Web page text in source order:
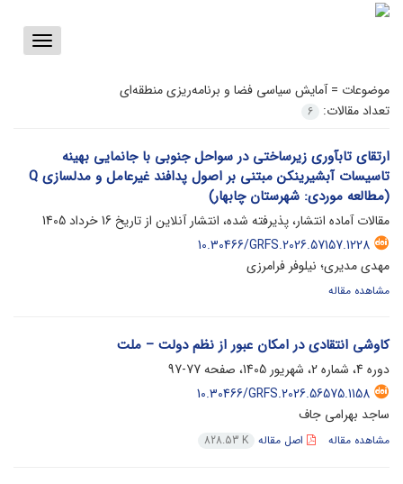
Toggle
موضوعات =آمایش سیاسی فضا و برنامه‌ریزی منطقه‌ای
تعداد مقالات:
6
ارتقای تابآوری زیرساختی در سواحل جنوبی با جانمایی بهینه
تاسیسات آبشیرینکن مبتنی بر اصول پدافند غیرعامل و مدلسازی Q
(مطالعه موردی: شهرستان چابهار)
مقالات آماده انتشار، پذیرفته شده، انتشار آنلاین از تاریخ 16 خرداد 1405
10.30466/GRFS.2026.57157.1228
مهدی مدیری؛ نیلوفر فرامرزی
مشاهده مقاله
کاوشی انتقادی در امکان‌ عبور از نظم دولت – ملت
دوره 4، شماره 2، شهریور 1405، صفحه
77-97
10.30466/GRFS.2026.56575.1158
ساجد بهرامی جاف
مشاهده مقاله اصل مقاله 828.53 K